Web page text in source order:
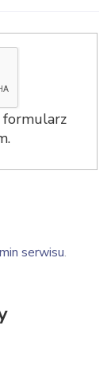
formularz
serwisu.